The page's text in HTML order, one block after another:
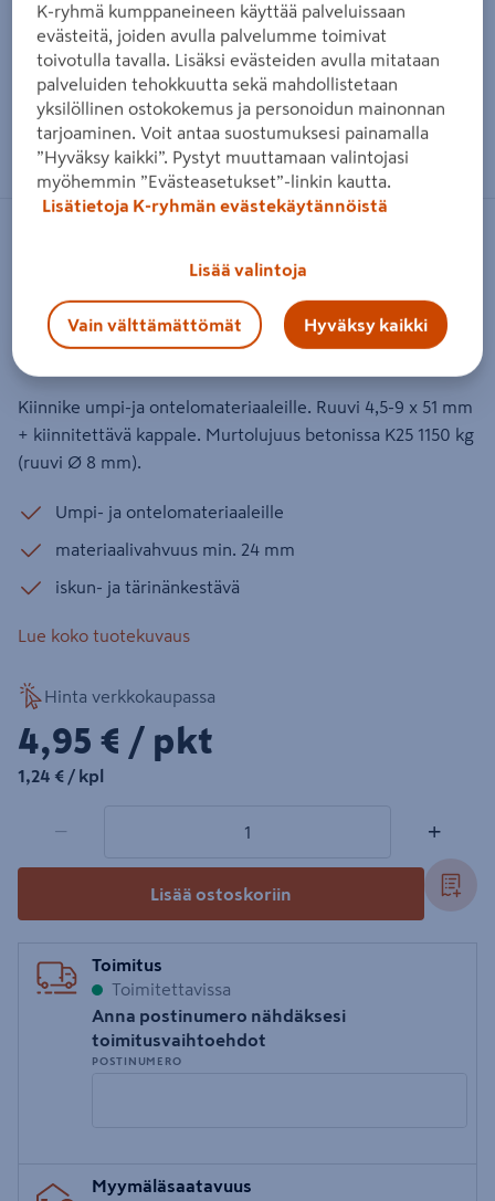
Zoomaa kuvaa sormilla kosketusnäytöllä
Tulppa Toggler Alligator A10 10mm
laipaton + ruuvit 4kpl
Tuotenumero:500929367 EAN-koodi :6416781011502
Kiinnike umpi-ja ontelomateriaaleille. Ruuvi 4,5-9 x 51 mm
+ kiinnitettävä kappale. Murtolujuus betonissa K25 1150 kg
(ruuvi Ø 8 mm).
Umpi- ja ontelomateriaaleille
materiaalivahvuus min. 24 mm
iskun- ja tärinänkestävä
Lue koko tuotekuvaus
Hinta verkkokaupassa
4,95€/pkt
4,95 € / pkt
1,24€/kpl
1,24 € / kpl
− +
Lisää ostoskoriin
Toimitus
Toimitettavissa
Anna postinumero nähdäksesi
toimitusvaihtoehdot
POSTINUMERO
postinumero
Myymäläsaatavuus
K-ryhmä kumppaneineen käyttää palveluissaan
evästeitä, joiden avulla palvelumme toimivat
toivotulla tavalla. Lisäksi evästeiden avulla mitataan
palveluiden tehokkuutta sekä mahdollistetaan
yksilöllinen ostokokemus ja personoidun mainonnan
tarjoaminen. Voit antaa suostumuksesi painamalla
”Hyväksy kaikki”. Pystyt muuttamaan valintojasi
myöhemmin ”Evästeasetukset”-linkin kautta.
Lisätietoja K-ryhmän evästekäytännöistä
Lisää valintoja
Vain välttämättömät Hyväksy kaikki